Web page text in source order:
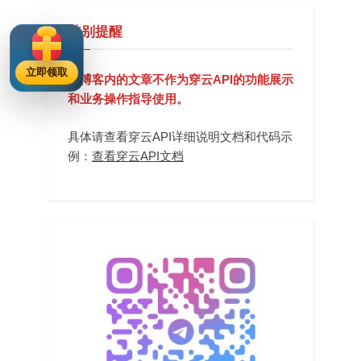
特别提醒
本博客内的文章不作为穿云API的功能展示
和业务操作指导使用。
具体请查看穿云API详细说明文档和代码示
例： 查看穿云API文档
立即领取